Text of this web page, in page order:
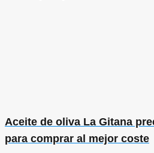
Aceite de oliva La Gitana
para comprar al mejor coste